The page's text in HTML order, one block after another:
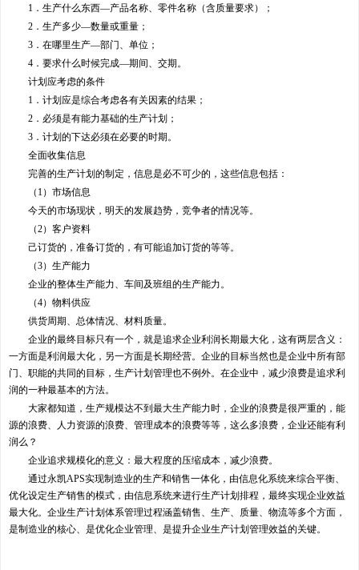
1．生产什么东西—产品名称、零件名称（含质量要求）；
2．生产多少—数量或重量；
3．在哪里生产—部门、单位；
4．要求什么时候完成—期间、交期。
计划应考虑的条件
1．计划应是综合考虑各有关因素的结果；
2．必须是有能力基础的生产计划；
3．计划的下达必须在必要的时期。
全面收集信息
完善的生产计划的制定，信息是必不可少的，这些信息包括：
（1）市场信息
今天的市场现状，明天的发展趋势，竞争者的情况等。
（2）客户资料
己订货的，准备订货的，有可能追加订货的等等。
（3）生产能力
企业的整体生产能力、车间及班组的生产能力。
（4）物料供应
供货周期、总体情况、材料质量。
企业的最终目标只有一个，就是追求企业利润长期最大化，这有两层含义：
一方面是利润最大化，另一方面是长期经营。企业的目标当然也是企业中所有部
门、职能的共同的目标，生产计划管理也不例外。在企业中，减少浪费是追求利
润的一种最基本的方法。
大家都知道，生产规模达不到最大生产能力时，企业的浪费是很严重的，能
源的浪费、人力资源的浪费、管理成本的浪费等等，这么多浪费，企业还能有利
润么？
企业追求规模化的意义：最大程度的压缩成本，减少浪费。
通过永凯APS实现制造业的生产和销售一体化，由信息化系统来综合平衡、
优化设定生产销售的模式，由信息系统来进行生产计划排程，最终实现企业效益
最大化。企业生产计划体系管理过程涵盖销售、生产、质量、物流等多个方面，
是制造业的核心、是优化企业管理、是提升企业生产计划管理效益的关键。